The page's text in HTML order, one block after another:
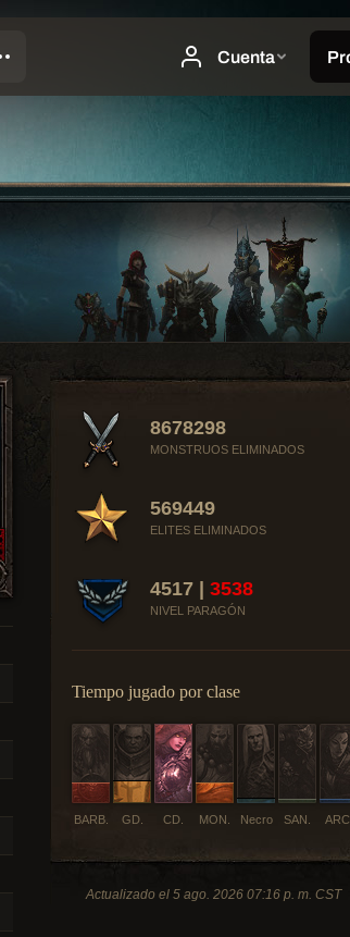
8678298
MONSTRUOS ELIMINADOS
569449
ELITES ELIMINADOS
4517 | 3538
NIVEL PARAGÓN
Tiempo jugado por clase
ARC.
BARB. CD.
GD. MON. Necro SAN.
Actualizado el 5 ago. 2026 07:16 p. m. CST